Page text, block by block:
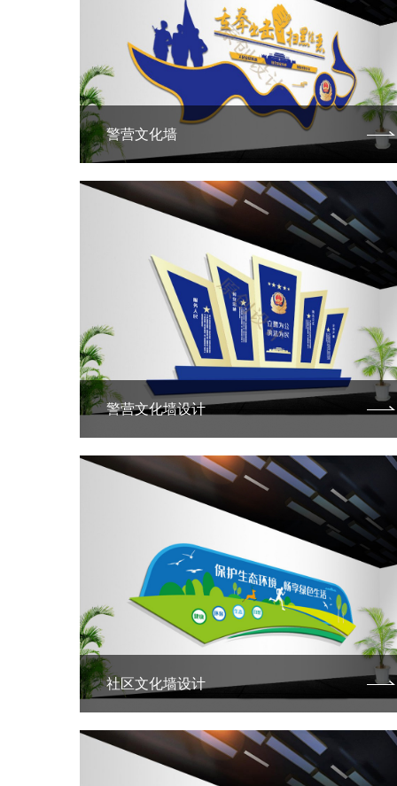
警营文化墙
警营文化墙设计
社区文化墙设计